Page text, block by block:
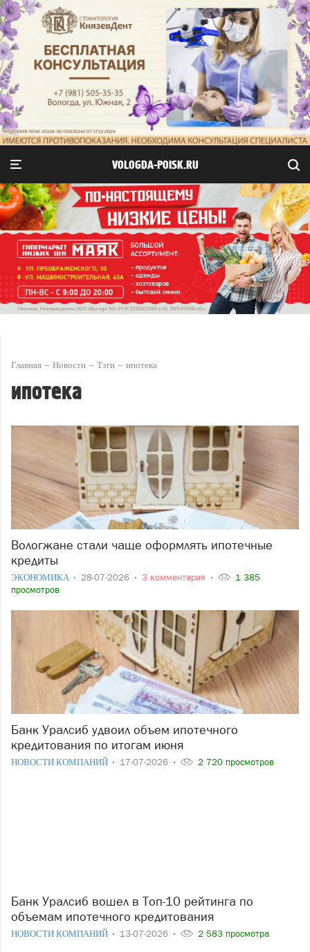
VOLOGDA-POISK.RU
Главная Новости Тэги ипотека
ипотека
Вологжане стали чаще оформлять ипотечные
кредиты
ЭКОНОМИКА 28-07-2026 3 комментария
1 385
просмотров
Банк Уралсиб удвоил объем ипотечного
кредитования по итогам июня
НОВОСТИ КОМПАНИЙ 17-07-2026 2 720 просмотров
Банк Уралсиб вошел в Топ-10 рейтинга по
объемам ипотечного кредитования
НОВОСТИ КОМПАНИЙ 13-07-2026 2 583 просмотра